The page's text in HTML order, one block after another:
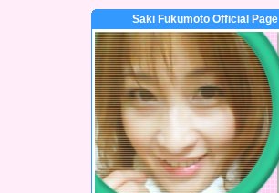
Saki Fukumoto Official Page